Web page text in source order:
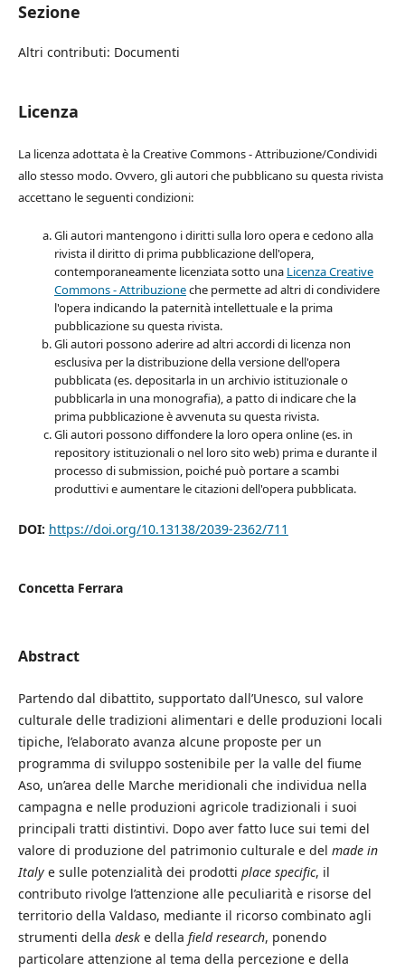
Sezione
Altri contributi: Documenti
Licenza
La licenza adottata è la Creative Commons - Attribuzione/Condividi
allo stesso modo. Ovvero, gli autori che pubblicano su questa rivista
accettano le seguenti condizioni:
Gli autori mantengono i diritti sulla loro opera e cedono alla
rivista il diritto di prima pubblicazione dell'opera,
contemporaneamente licenziata sotto una Licenza Creative
Commons - Attribuzioneche permette ad altri di condividere
l'opera indicando la paternità intellettuale e la prima
pubblicazione su questa rivista.
Gli autori possono aderire ad altri accordi di licenza non
esclusiva per la distribuzione della versione dell'opera
pubblicata (es. depositarla in un archivio istituzionale o
pubblicarla in una monografia), a patto di indicare che la
prima pubblicazione è avvenuta su questa rivista.
Gli autori possono diffondere la loro opera online (es. in
repository istituzionali o nel loro sito web) prima e durante il
processo di submission, poiché può portare a scambi
produttivi e aumentare le citazioni dell'opera pubblicata.
DOI: https://doi.org/10.13138/2039-2362/711
Concetta Ferrara
Abstract
Partendo dal dibattito, supportato dall’Unesco, sul valore
culturale delle tradizioni alimentari e delle produzioni locali
tipiche, l’elaborato avanza alcune proposte per un
programma di sviluppo sostenibile per la valle del fiume
Aso, un’area delle Marche meridionali che individua nella
campagna e nelle produzioni agricole tradizionali i suoi
principali tratti distintivi. Dopo aver fatto luce sui temi del
valore di produzione del patrimonio culturale e del made in
Italye sulle potenzialità dei prodotti place specific, il
contributo rivolge l’attenzione alle peculiarità e risorse del
territorio della Valdaso, mediante il ricorso combinato agli
strumenti della deske della field research, ponendo
particolare attenzione al tema della percezione e della